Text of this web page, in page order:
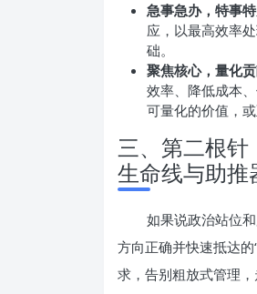
急事急办，特事特
应，以最高效率
础。
聚焦核心，量化贡
效率、降低成本
可量化的价值，
三、第二根
生命线与助推
如果说政治站位
方向正确并快速抵达
求，告别粗放式管理